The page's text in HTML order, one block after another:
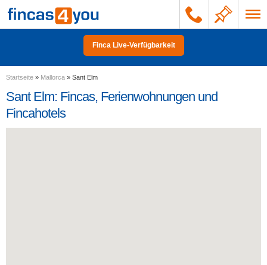
Finca Live-Verfügbarkeit
Startseite » Mallorca » Sant Elm
Sant Elm: Fincas, Ferienwohnungen und
Fincahotels